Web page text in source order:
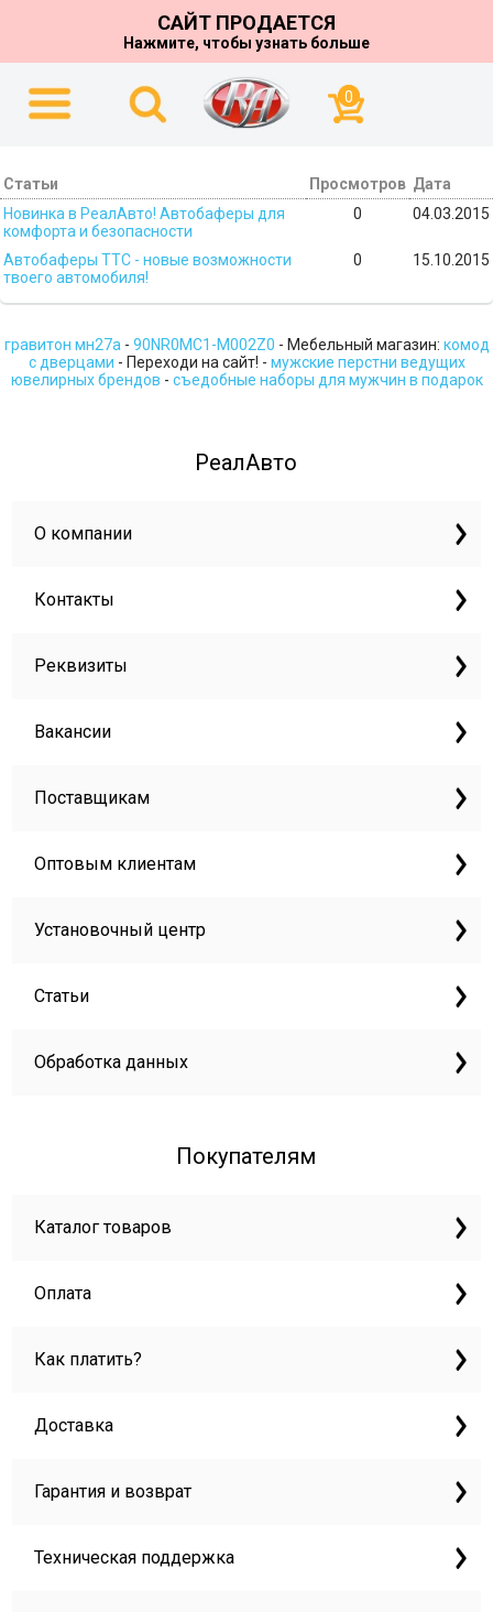
САЙТ ПРОДАЕТСЯ
Нажмите, чтобы узнать больше
0
Статьи Просмотров Дата
Новинка в РеалАвто! Автобаферы для
комфорта и безопасности
0 04.03.2015
Автобаферы TTC - новые возможности
твоего автомобиля!
0 15.10.2015
гравитон мн27а - 90NR0MC1-M002Z0 - Мебельный магазин: комод
с дверцами - Переходи на сайт! - мужские перстни ведущих
ювелирных брендов - съедобные наборы для мужчин в подарок
РеалАвто
О компании
Контакты
Реквизиты
Вакансии
Поставщикам
Оптовым клиентам
Установочный центр
Статьи
Обработка данных
Покупателям
Каталог товаров
Оплата
Как платить?
Доставка
Гарантия и возврат
Техническая поддержка